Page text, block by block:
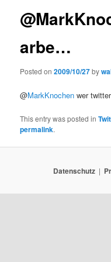
arbe…
Posted on2009/10/27by
@MarkKnochen wer
This entry was posted in
permalink.
Datenschutz